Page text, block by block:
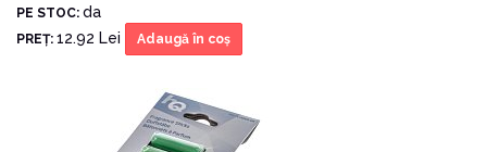
PE STOC: da
PREŢ: 12.92 Lei Adaugă în coş